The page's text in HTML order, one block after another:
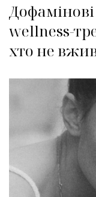
wellness-
хто не